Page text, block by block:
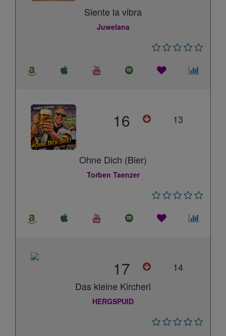
Siente la vibra
Juwelana
16 13
Ohne Dich (Bier)
Torben Taenzer
17
14
Das kleine Kircherl
HERGSPUID